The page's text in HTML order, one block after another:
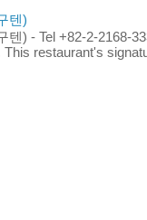
텐)
텐) - Tel +82-2-2168-
This restaurant's